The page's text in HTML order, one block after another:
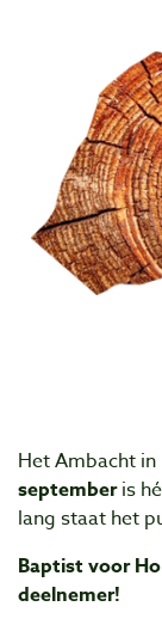
Het Ambacht
septemberis
lang staat het
Baptist voor
deelnemer!